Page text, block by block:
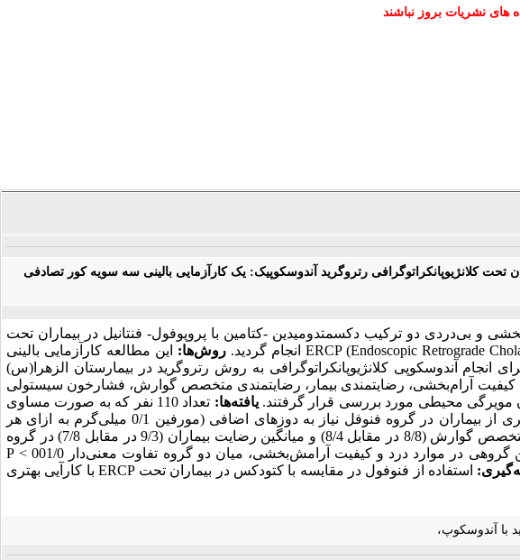
های نشریات بروز نباشند
کلانژیوپانکراتوگرافی رتروگرید آندوسکوپیک: یک کارآزمایی بالینی سه سویه کور تصادفی
و بی‌دردی دو ترکیب دکسمتدومیدین -کتامین با پروپوفول- فنتانیل در بیماران تحت
انجام گردید. روش‌ها:
این مطالعه کارآزمایی بالینی
آندوسکوپی کلانژیوپانکراتوگرافی به روش رتروگرید در بیمارستان الزهرا(س)
کیفیت آرام‌بخشی، رضایتمندی بیمار، رضایتمندی متخصص گوارش، فشارخون سیستولی
مویرگی محیطی مورد بررسی قرار گرفتند. یافته‌ها:
تعداد 110 نفر که به صورت مساوی
در یکی از دو گروه دارویی وارد شدند. مشاهده شد که درصد کمتری از بیماران در گروه فنوفل نیاز به دوزهای اضافی (مورفین 0/1 میلی‌گرم به ازای هر
کیلوگرم )دارند (8 درصد در مقابل 100 درصد) و میانگین رضایت متخصص گوارش (8/8 در مقابل 8/4) و میانگین رضایت بیماران (9/3 در مقابل 7/8) در گروه
در موارد درد و کیفیت آرامش‌بخشی، میان دو گروه تفاوت معنی‌دار 001/0 >
P
استفاده از فنوفول در مقایسه با کتودکس در بیماران تحتERCP با کارآیی بهتری
با آندوسکوپ،